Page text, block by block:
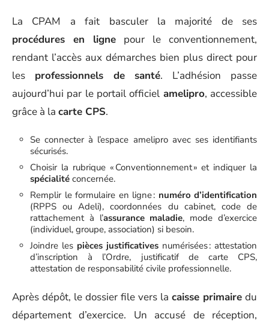
La CPAM a fait basculer la majorité de ses
procédures en ligne pour le conventionnement,
rendant l’accès aux démarches bien plus direct pour
les professionnels de santé. L’adhésion passe
aujourd’hui par le portail officiel amelipro, accessible
grâce à la carte CPS.
Se connecter à l’espace amelipro avec ses identifiants
sécurisés.
Choisir la rubrique « Conventionnement » et indiquer la
spécialité concernée.
Remplir le formulaire en ligne : numéro d’identification
(RPPS ou Adeli), coordonnées du cabinet, code de
rattachement à l’assurance maladie, mode d’exercice
(individuel, groupe, association) si besoin.
Joindre les pièces justificatives numérisées : attestation
d’inscription à l’Ordre, justificatif de carte CPS,
attestation de responsabilité civile professionnelle.
Après dépôt, le dossier file vers la caisse primaire du
département d’exercice. Un accusé de réception,